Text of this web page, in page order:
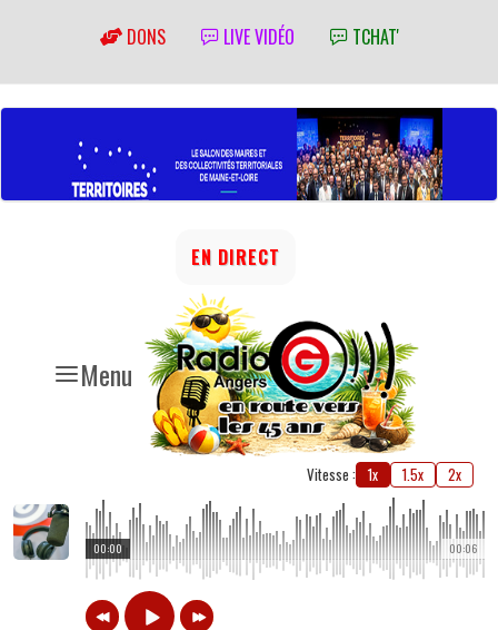
DONS LIVE VIDÉO TCHAT'
Menu
EN DIRECT
Vitesse : 1x 1.5x 2x
00:06
00:00